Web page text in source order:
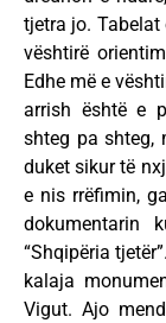
tjetra jo. Tabelat
vështirë
Edhe më e
arrish është e
shteg pa shteg,
duket sikur të
e nis rrëfimin,
dokumentarin
“Shqipëria
kalaja
Vigut. Ajo